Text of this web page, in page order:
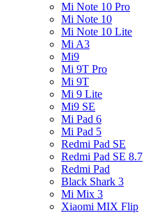
Mi Note 10 Pro
Mi Note 10
Mi Note 10 Lite
Mi A3
Mi9
Mi 9T Pro
Mi 9T
Mi 9 Lite
Mi9 SE
Mi Pad 6
Mi Pad 5
Redmi Pad SE
Redmi Pad SE 8.7
Redmi Pad
Black Shark 3
Mi Mix 3
Xiaomi MIX Flip